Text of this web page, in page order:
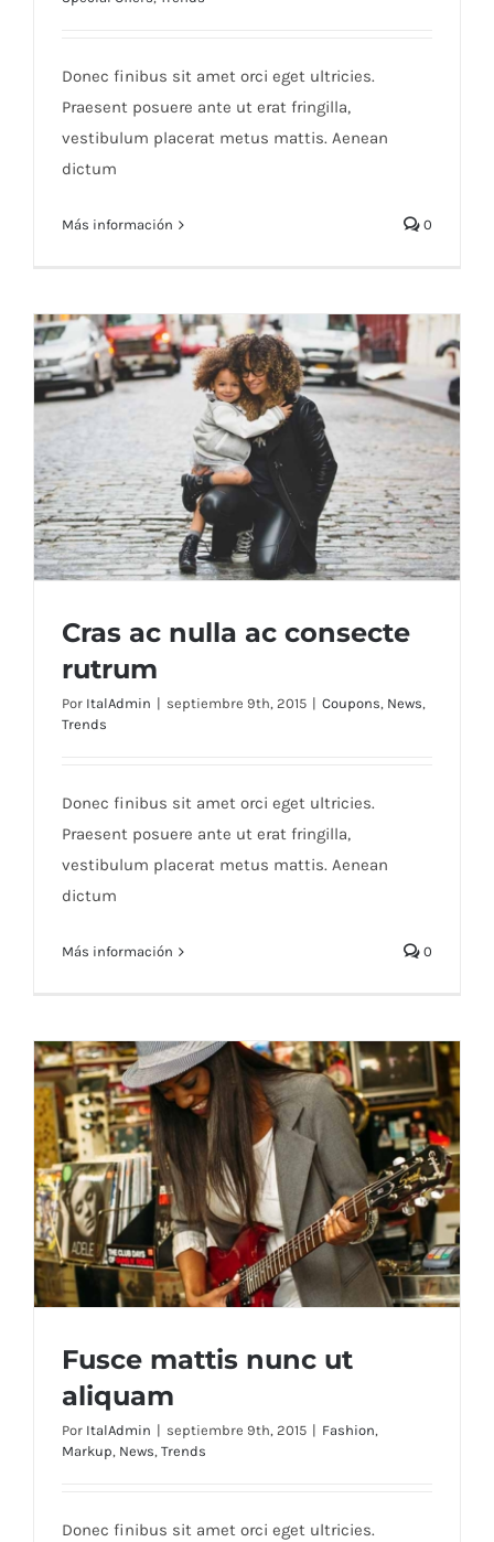
Donec finibus sit amet orci eget ultricies.
Praesent posuere ante ut erat fringilla,
vestibulum placerat metus mattis. Aenean
dictum
Más información 0
Cras ac nulla ac consecte
rutrum
Por ItalAdmin | septiembre 9th, 2015 | Coupons, News,
Trends
Donec finibus sit amet orci eget ultricies.
Praesent posuere ante ut erat fringilla,
vestibulum placerat metus mattis. Aenean
dictum
Más información 0
Fusce mattis nunc ut
aliquam
Por ItalAdmin | septiembre 9th, 2015 | Fashion,
Markup, News, Trends
Donec finibus sit amet orci eget ultricies.